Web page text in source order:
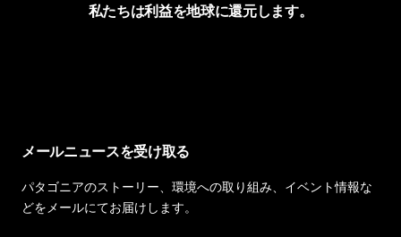
私たちは利益を地球に還元します。
メールニュースを受け取る
パタゴニアのストーリー、環境への取り組み、イベント情報な
どをメールにてお届けします。